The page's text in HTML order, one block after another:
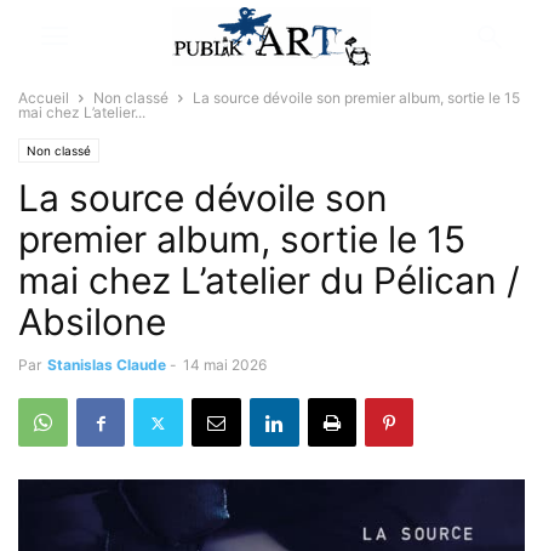
Accueil Non classé
La source dévoile son premier album, sortie le 15
mai chez L’atelier...
Non classé
La source dévoile son
premier album, sortie le 15
mai chez L’atelier du Pélican /
Absilone
Par Stanislas Claude - 14 mai 2026